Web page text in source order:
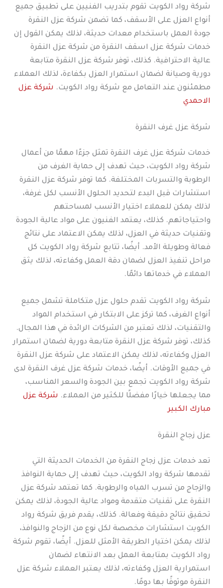
شركة رواد الكويت تقوم بتدريب الفنيين على تطبيق جميع
أنواع العزل على الأسقف، كما تضمن شركة عزل النقرة
جودة العمل باستخدام معدات حديثة، لذلك يمكن القول إن
خدمات شركة عزل اسقف النقرة من شركة عزل النقرة
عالية الاحترافية. كذلك، توفر شركة عزل النقرة متابعة
دورية وصيانة لضمان استمرار العزل بكفاءة، لذلك العملاء
مطمئنون عند التعامل مع شركة رواد الكويت. شركة عزل
الاحمدي
شركة عزل غرف النقرة
خدمات شركة عزل غرف النقرة تمثل جزءًا مهمًا من أعمال
شركة رواد الكويت، حيث تهدف إلى حماية الغرف من
الرطوبة والتسربات المختلفة. كما توفر شركة عزل النقرة
استشارات قبل البدء لتحديد الحلول الأنسب لكل غرفة،
لذلك يمكن للعملاء اختيار الأنسب لمساحتهم
واحتياجاتهم. كذلك، يعتمد الفنيون على مواد عالية الجودة
وتقنيات حديثة في العزل، لذلك يمكن الاعتماد على نتائج
فعالة وطويلة الأمد. أيضًا، تتابع شركة رواد الكويت كل
مراحل تنفيذ العزل لضمان دقة العمل وكفاءته، لذلك يثق
العملاء في خدماتها دائمًا.
شركة رواد الكويت تقدم حلول عزل متكاملة تشمل جميع
أنواع الغرف، كما تركز على الابتكار في استخدام المواد
والتقنيات، لذلك تعتبر من الشركات الرائدة في هذا المجال.
كذلك، توفر شركة عزل النقرة متابعة دورية لضمان استمرار
العزل وكفاءته، لذلك يمكن الاعتماد على شركة عزل النقرة
في جميع الأوقات. أيضًا، خدمات شركة عزل غرف النقرة لدى
شركة رواد الكويت تجمع بين الجودة والسعر المناسب،
مما يجعلها خيارًا مفضلًا للكثير من العملاء. شركة عزل
مبارك الكبير
عزل زجاج النقرة
تعد خدمات عزل زجاج النقرة من الخدمات الحديثة التي
تقدمها شركة رواد الكويت، حيث تهدف إلى حماية النوافذ
والزجاج من تسرب المياه والرطوبة. كما تعتمد شركة عزل
النقرة على تقنيات متقدمة ومواد عالية الجودة، لذلك يمكن
تحقيق نتائج دقيقة وفعالة. كذلك، يقدم فريق شركة رواد
الكويت استشارات مخصصة لكل نوع من الزجاج والنوافذ،
لذلك يمكن اختيار الطريقة الأمثل للعزل. أيضًا، تقوم شركة
رواد الكويت بمتابعة العمل بعد الانتهاء لضمان
استمرارية العزل وكفاءته، لذلك يعتبر العملاء شركة عزل
النقرة موثوقًا بها دومًا.